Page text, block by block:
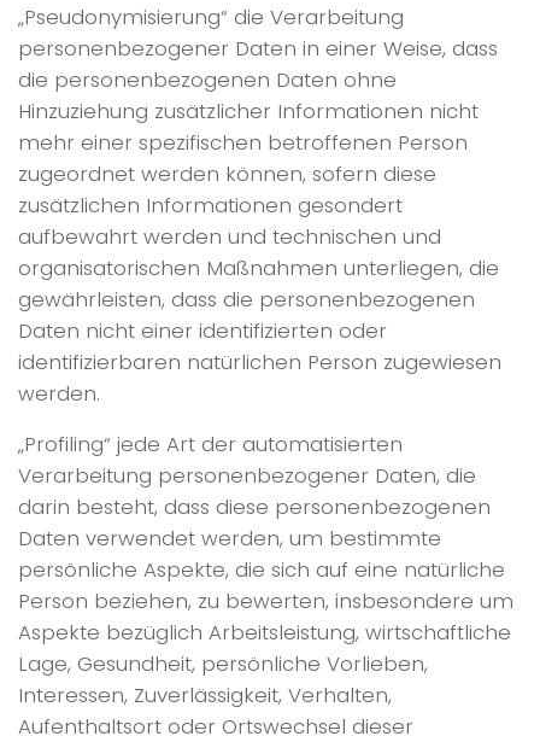
„Pseudonymisierung“ die Verarbeitung
personenbezogener Daten in einer Weise, dass
die personenbezogenen Daten ohne
Hinzuziehung zusätzlicher Informationen nicht
mehr einer spezifischen betroffenen Person
zugeordnet werden können, sofern diese
zusätzlichen Informationen gesondert
aufbewahrt werden und technischen und
organisatorischen Maßnahmen unterliegen, die
gewährleisten, dass die personenbezogenen
Daten nicht einer identifizierten oder
identifizierbaren natürlichen Person zugewiesen
werden.
„Profiling“ jede Art der automatisierten
Verarbeitung personenbezogener Daten, die
darin besteht, dass diese personenbezogenen
Daten verwendet werden, um bestimmte
persönliche Aspekte, die sich auf eine natürliche
Person beziehen, zu bewerten, insbesondere um
Aspekte bezüglich Arbeitsleistung, wirtschaftliche
Lage, Gesundheit, persönliche Vorlieben,
Interessen, Zuverlässigkeit, Verhalten,
Aufenthaltsort oder Ortswechsel dieser